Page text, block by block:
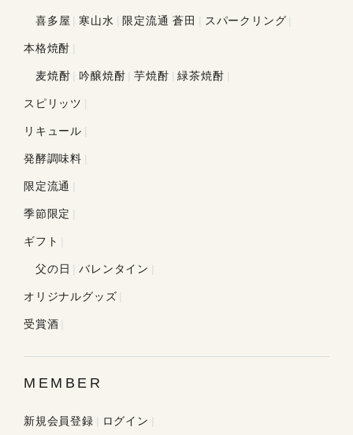
喜多屋 寒山水 限定流通 蒼田 スパークリング
本格焼酎
麦焼酎 吟醸焼酎 芋焼酎 緑茶焼酎
スピリッツ
リキュール
発酵調味料
限定流通
季節限定
ギフト
父の日 バレンタイン
オリジナルグッズ
受賞酒
MEMBER
新規会員登録 ログイン